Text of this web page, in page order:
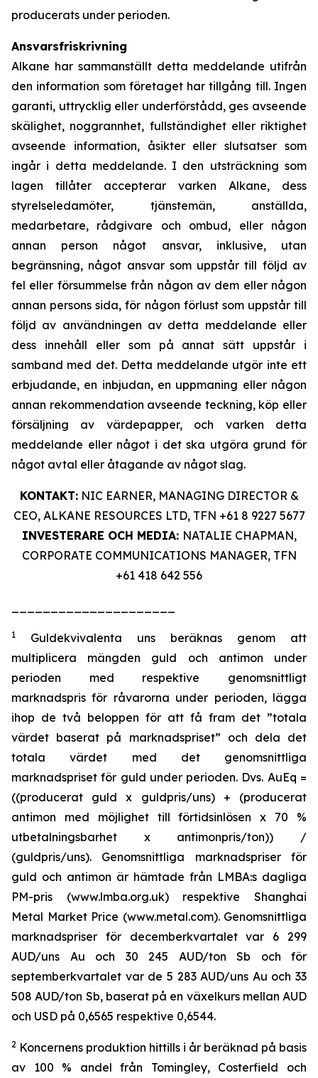
producerats under perioden.
Ansvarsfriskrivning
Alkane har sammanställt detta meddelande utifrån
den information som företaget har tillgång till. Ingen
garanti, uttrycklig eller underförstådd, ges avseende
skälighet, noggrannhet, fullständighet eller riktighet
avseende information, åsikter eller slutsatser som
ingår i detta meddelande. I den utsträckning som
lagen tillåter accepterar varken Alkane, dess
styrelseledamöter, tjänstemän, anställda,
medarbetare, rådgivare och ombud, eller någon
annan person något ansvar, inklusive, utan
begränsning, något ansvar som uppstår till följd av
fel eller försummelse från någon av dem eller någon
annan persons sida, för någon förlust som uppstår till
följd av användningen av detta meddelande eller
dess innehåll eller som på annat sätt uppstår i
samband med det. Detta meddelande utgör inte ett
erbjudande, en inbjudan, en uppmaning eller någon
annan rekommendation avseende teckning, köp eller
försäljning av värdepapper, och varken detta
meddelande eller något i det ska utgöra grund för
något avtal eller åtagande av något slag.
KONTAKT:NIC EARNER, MANAGING DIRECTOR &
CEO, ALKANE RESOURCES LTD, TFN +61 8 9227 5677
INVESTERARE OCH MEDIA: NATALIE CHAPMAN,
CORPORATE COMMUNICATIONS MANAGER, TFN
+61 418 642 556
1
Guldekvivalenta uns beräknas genom att
multiplicera mängden guld och antimon under
perioden med respektive genomsnittligt
marknadspris för råvarorna under perioden, lägga
ihop de två beloppen för att få fram det ”totala
värdet baserat på marknadspriset” och dela det
totala värdet med det genomsnittliga
marknadspriset för guld under perioden. Dvs. AuEq =
((producerat guld x guldpris/uns) + (producerat
antimon med möjlighet till förtidsinlösen x 70 %
utbetalningsbarhet x antimonpris/ton)) /
(guldpris/uns). Genomsnittliga marknadspriser för
guld och antimon är hämtade från LMBA:s dagliga
PM-pris (www.lmba.org.uk) respektive Shanghai
Metal Market Price (www.metal.com). Genomsnittliga
marknadspriser för decemberkvartalet var 6 299
AUD/uns Au och 30 245 AUD/ton Sb och för
septemberkvartalet var de 5 283 AUD/uns Au och 33
508 AUD/ton Sb, baserat på en växelkurs mellan AUD
och USD på 0,6565 respektive 0,6544.
2 Koncernens produktion hittills i år beräknad på basis
av 100 % andel från Tomingley, Costerfield och